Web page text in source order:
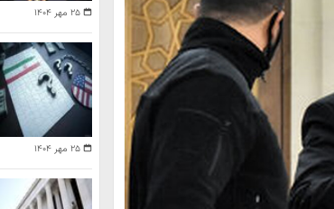
۲۵ مهر ۱۴۰۴
۲۵ مهر ۱۴۰۴